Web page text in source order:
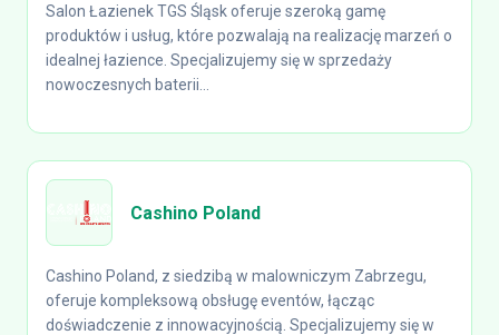
Salon Łazienek TGS Śląsk oferuje szeroką gamę
produktów i usług, które pozwalają na realizację marzeń o
idealnej łazience. Specjalizujemy się w sprzedaży
nowoczesnych baterii...
Cashino Poland
Cashino Poland, z siedzibą w malowniczym Zabrzegu,
oferuje kompleksową obsługę eventów, łącząc
doświadczenie z innowacyjnością. Specjalizujemy się w